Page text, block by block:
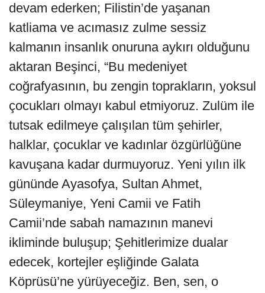
devam ederken; Filistin’de yaşanan
katliama ve acımasız zulme sessiz
kalmanın insanlık onuruna aykırı olduğunu
aktaran Beşinci, “Bu medeniyet
coğrafyasının, bu zengin toprakların, yoksul
çocukları olmayı kabul etmiyoruz. Zulüm ile
tutsak edilmeye çalışılan tüm şehirler,
halklar, çocuklar ve kadınlar özgürlüğüne
kavuşana kadar durmuyoruz. Yeni yılın ilk
gününde Ayasofya, Sultan Ahmet,
Süleymaniye, Yeni Camii ve Fatih
Camii’nde sabah namazının manevi
ikliminde buluşup; Şehitlerimize dualar
edecek, kortejler eşliğinde Galata
Köprüsü’ne yürüyeceğiz. Ben, sen, o